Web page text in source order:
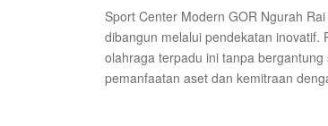
Sport Center Modern GOR Ngurah
dibangun melalui pendekatan inovatif.
olahraga terpadu ini tanpa
pemanfaatan aset dan kemitraan